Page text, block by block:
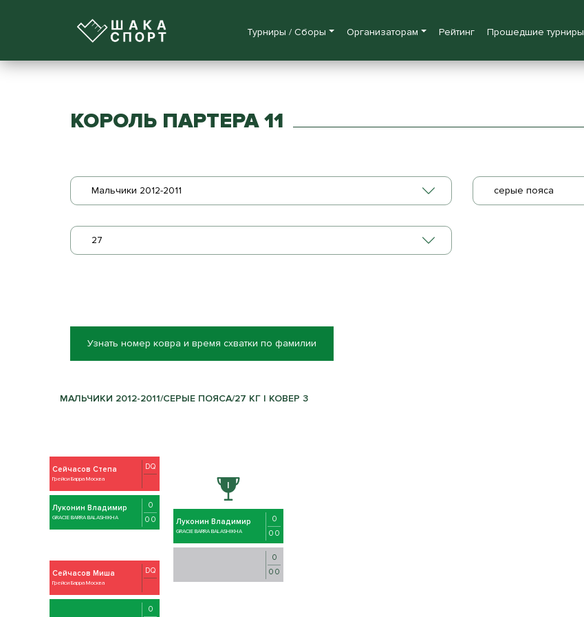
Турниры / Сборы Организаторам Рейтинг Прошедшие турниры
КОРОЛЬ ПАРТЕРА 11
Мальчики 2012-2011 серые пояса
27
Узнать номер ковра и время схватки по фамилии
МАЛЬЧИКИ 2012-2011/СЕРЫЕ ПОЯСА/27 КГ | КОВЕР 3
Сейчасов Степа
Грейси Барра Москва
DQ
Луконин Владимир
GRACIE BARRA BALASHIKHA
0
0 0
Сейчасов Миша
Грейси Барра Москва
DQ
0
Луконин Владимир
GRACIE BARRA BALASHIKHA
0
0 0
0
0 0